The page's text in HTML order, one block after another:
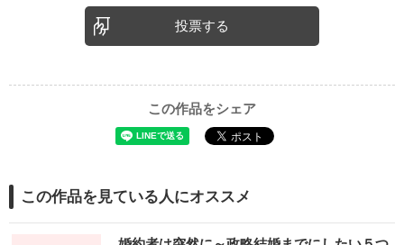
投票する
この作品をシェア
この作品を見ている人にオススメ